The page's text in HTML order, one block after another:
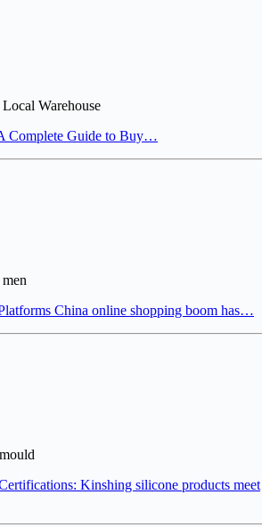
Warehouse
Complete Guide to Buy…
China online shopping boom has…
Kinshing silicone products meet